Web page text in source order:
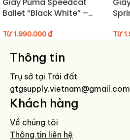
chọn lý tưởng. Phù hợp để mang hàng
đến những buổi tập luyện nhẹ nhàng.
Vệ sinh giày bằng khăn mềm hoặc bàn
giày tốt nhất.
Tránh ngâm nước quá lâu, ưu tiên dùng
dụng.
Ballet “Black White” –
Từ1.990.000₫ Từ
Thông tin
Trụ sở tại Trái đất
gtgsupply.vietnam@gmail.com
Khách hàng
Về chúng tôi
Thông tin liên hệ